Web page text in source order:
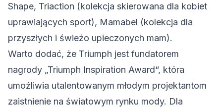
Shape, Triaction (kolekcja skierowana dla kobiet
uprawiających sport), Mamabel (kolekcja dla
przyszłych i świeżo upieczonych mam).
Warto dodać, że Triumph jest fundatorem
nagrody „Triumph Inspiration Award“, która
umożliwia utalentowanym młodym projektantom
zaistnienie na światowym rynku mody. Dla